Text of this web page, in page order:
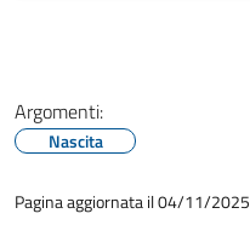
Argomenti:
Nascita
Pagina aggiornata il 04/11/2025